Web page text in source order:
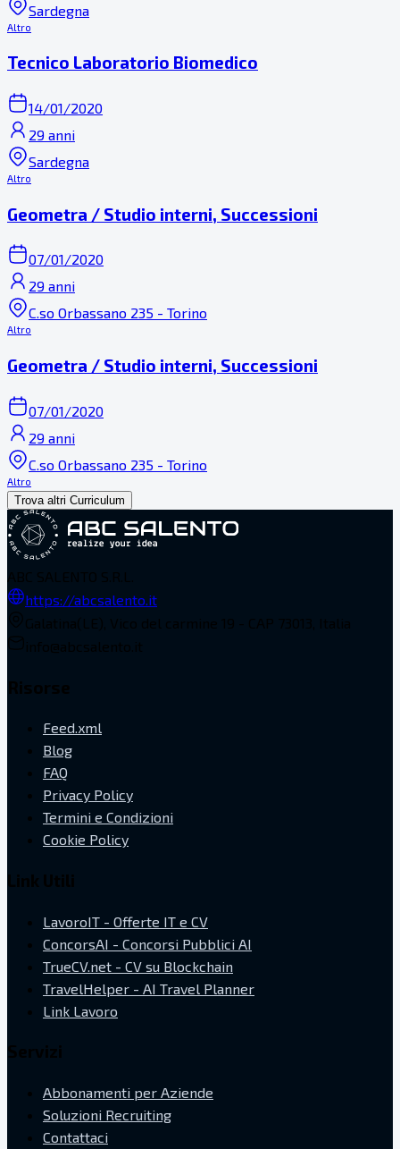
Sardegna
Altro
Tecnico Laboratorio Biomedico
14/01/2020
29 anni
Sardegna
Altro
Geometra / Studio interni, Successioni
07/01/2020
29 anni
C.so Orbassano 235 - Torino
Altro
Geometra / Studio interni, Successioni
07/01/2020
29 anni
C.so Orbassano 235 - Torino
Altro
Trova altri Curriculum
https://abcsalento.it
Feed.xml
Blog
FAQ
Privacy Policy
Termini e Condizioni
Cookie Policy
LavoroIT - Offerte IT e CV
ConcorsAI - Concorsi Pubblici AI
TrueCV.net - CV su Blockchain
TravelHelper - AI Travel Planner
Link Lavoro
Abbonamenti per Aziende
Soluzioni Recruiting
Contattaci